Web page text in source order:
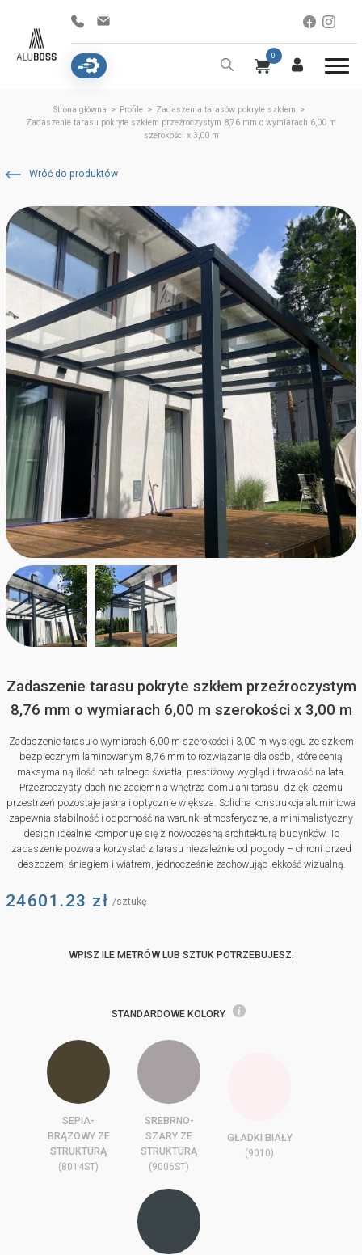
0
Strona główna > Profile > Zadaszenia tarasów pokryte szkłem >
Zadaszenie tarasu pokryte szkłem przeźroczystym 8,76 mm o wymiarach 6,00 m
szerokości x 3,00 m
Wróć do produktów
Zadaszenie tarasu pokryte szkłem przeźroczystym
8,76 mm o wymiarach 6,00 m szerokości x 3,00 m
Zadaszenie tarasu o wymiarach 6,00 m szerokości i 3,00 m wysięgu ze szkłem
bezpiecznym laminowanym 8,76 mm to rozwiązanie dla osób, które cenią
maksymalną ilość naturalnego światła, prestiżowy wygląd i trwałość na lata.
Przezroczysty dach nie zaciemnia wnętrza domu ani tarasu, dzięki czemu
przestrzeń pozostaje jasna i optycznie większa. Solidna konstrukcja aluminiowa
zapewnia stabilność i odporność na warunki atmosferyczne, a minimalistyczny
design idealnie komponuje się z nowoczesną architekturą budynków. To
zadaszenie pozwala korzystać z tarasu niezależnie od pogody – chroni przed
deszczem, śniegiem i wiatrem, jednocześnie zachowując lekkość wizualną.
24601.23 zł /sztukę
WPISZ ILE METRÓW LUB SZTUK POTRZEBUJESZ:
STANDARDOWE KOLORY
SEPIA-
BRĄZOWY ZE
STRUKTURĄ
(8014ST)
SREBRNO-
SZARY ZE
STRUKTURĄ
(9006ST)
GŁADKI BIAŁY
(9010)